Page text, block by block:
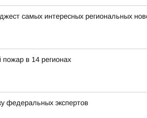
самых интересных региональных
в 14 регионах
федеральных экспертов